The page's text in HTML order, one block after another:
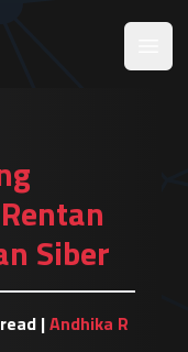
Siber
|Andhika R